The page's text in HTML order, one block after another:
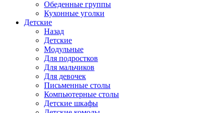
Обеденные группы
Кухонные уголки
Детские
Назад
Детские
Модульные
Для подростков
Для мальчиков
Для девочек
Письменные столы
Компьютерные столы
Детские шкафы